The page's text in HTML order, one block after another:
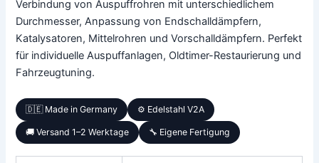
Verbindung von Auspuffrohren mit unterschiedlichem
Durchmesser, Anpassung von Endschalldämpfern,
Katalysatoren, Mittelrohren und Vorschalldämpfern. Perfekt
für individuelle Auspuffanlagen, Oldtimer-Restaurierung und
Fahrzeugtuning.
🇩🇪 Made in Germany ⚙️ Edelstahl V2A
🚚 Versand 1–2 Werktage 🔧 Eigene Fertigung